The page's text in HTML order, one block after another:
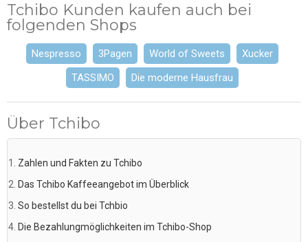
Tchibo Kunden kaufen auch bei
folgenden Shops
Nespresso 3Pagen World of Sweets
Xucker
TASSIMO
Die moderne Hausfrau
Über Tchibo
Zahlen und Fakten zu Tchibo
Das Tchibo Kaffeeangebot im Überblick
So bestellst du bei Tchbio
Die Bezahlungmöglichkeiten im Tchibo-Shop